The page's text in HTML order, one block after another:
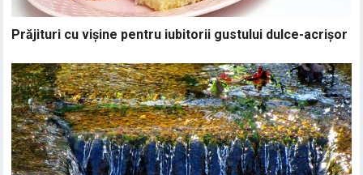
Prăjituri cu vișine pentru iubitorii gustului dulce-acrișor